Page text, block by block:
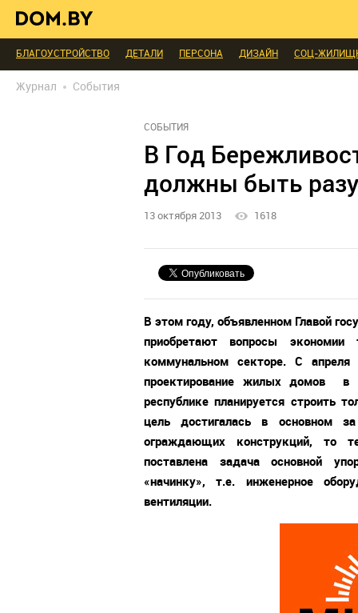
ИНТЕРЬЕР КАК НА КАРТИНКЕ
БЛАГОУСТРОЙСТВО
ДЕТАЛИ ПЕРСОНА ДИЗАЙН
СОЦ-
Журнал События
СОБЫТИЯ
В Год
должны быть
13 октября 2013 1618
В этом году, объявленном Главой
приобретают вопросы экономии
коммунальном секторе. С
проектирование жилых домов
республике планируется строить
цель достигалась в основном за
ограждающих конструкций, то
поставлена задача основной
«начинку», т.е. инженерное
вентиляции.